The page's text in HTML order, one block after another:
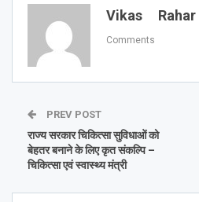
Vikas Rahar
Comments
PREV POST
राज्य सरकार चिकित्सा सुविधाओं को
बेहतर बनाने के लिए कृत संकल्पि –
चिकित्सा एवं स्वास्थ्य मंत्री